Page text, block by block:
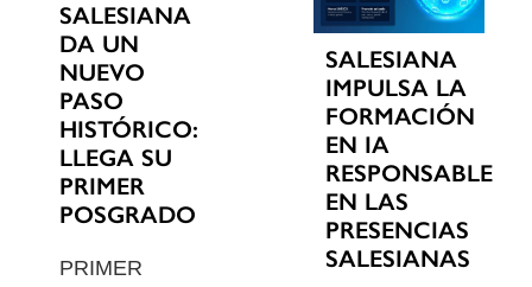
SALESIANA
DA UN
NUEVO
PASO
HISTÓRICO:
LLEGA SU
PRIMER
POSGRADO
PRIMER
SALESIANA
IMPULSA LA
FORMACIÓN
EN IA
RESPONSABLE
EN LAS
PRESENCIAS
SALESIANAS